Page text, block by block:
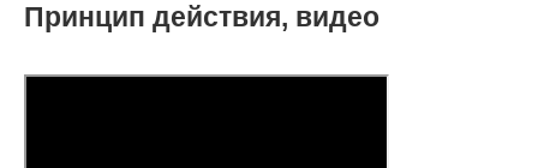
Принцип действия, видео